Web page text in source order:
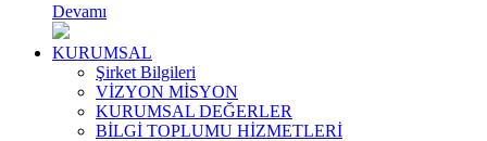
Devamı
KURUMSAL
Şirket Bilgileri
VİZYON MİSYON
KURUMSAL DEĞERLER
BİLGİ TOPLUMU HİZMETLERİ